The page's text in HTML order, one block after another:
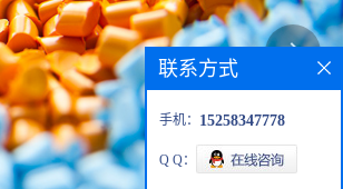
联系方式
手机： 15258347778
Q Q：